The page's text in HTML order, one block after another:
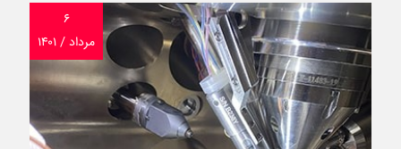
۶
مرداد / ۱۴۰۱